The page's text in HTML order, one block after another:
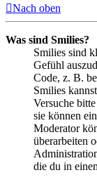
Nach oben
Was sind Smilies?
Smilies sind
Gefühl
Code, z. B.
Smilies
Versuche
sie können
Moderator
überarbeiten
die du in